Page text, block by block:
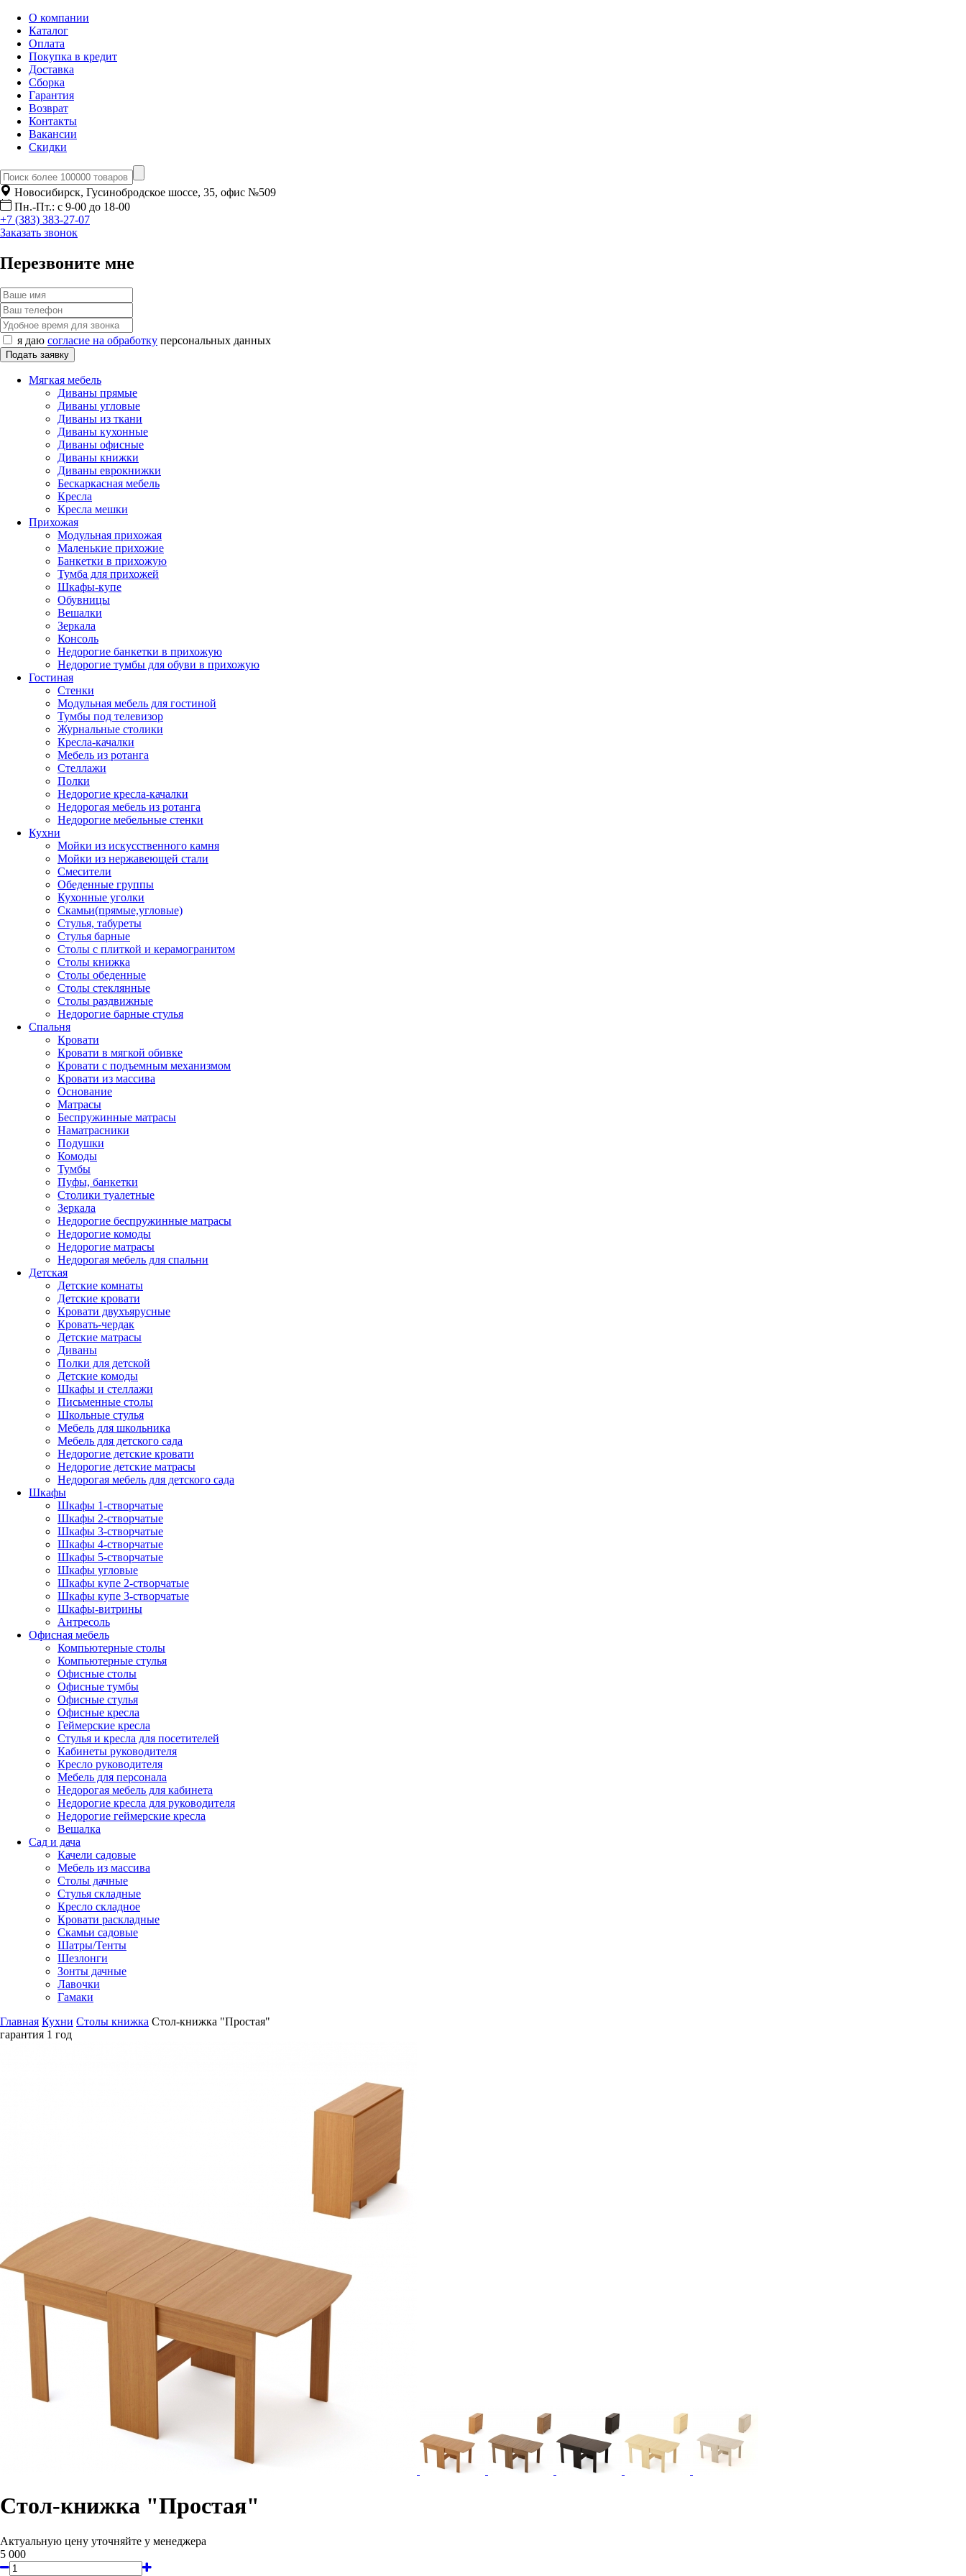
О компании
Каталог
Оплата
Покупка в кредит
Доставка
Сборка
Гарантия
Возврат
Контакты
Вакансии
Скидки
Новосибирск, Гусинобродское шоссе, 35, офис №509
Пн.-Пт.: с 9-00 до 18-00
+7 (383) 383-27-07
Заказать звонок
Перезвоните мне
я даю согласие на обработку персональных данных
Мягкая мебель
Диваны прямые
Диваны угловые
Диваны из ткани
Диваны кухонные
Диваны офисные
Диваны книжки
Диваны еврокнижки
Бескаркасная мебель
Кресла
Кресла мешки
Прихожая
Модульная прихожая
Маленькие прихожие
Банкетки в прихожую
Тумба для прихожей
Шкафы-купе
Обувницы
Вешалки
Зеркала
Консоль
Недорогие банкетки в прихожую
Недорогие тумбы для обуви в прихожую
Гостиная
Стенки
Модульная мебель для гостиной
Тумбы под телевизор
Журнальные столики
Кресла-качалки
Мебель из ротанга
Стеллажи
Полки
Недорогие кресла-качалки
Недорогая мебель из ротанга
Недорогие мебельные стенки
Кухни
Мойки из искусственного камня
Мойки из нержавеющей стали
Смесители
Обеденные группы
Кухонные уголки
Скамьи(прямые,угловые)
Стулья, табуреты
Стулья барные
Столы с плиткой и керамогранитом
Столы книжка
Столы обеденные
Столы стеклянные
Столы раздвижные
Недорогие барные стулья
Спальня
Кровати
Кровати в мягкой обивке
Кровати с подъемным механизмом
Кровати из массива
Основание
Матрасы
Беспружинные матрасы
Наматрасники
Подушки
Комоды
Тумбы
Пуфы, банкетки
Столики туалетные
Зеркала
Недорогие беспружинные матрасы
Недорогие комоды
Недорогие матрасы
Недорогая мебель для спальни
Детская
Детские комнаты
Детские кровати
Кровати двухъярусные
Кровать-чердак
Детские матрасы
Диваны
Полки для детской
Детские комоды
Шкафы и стеллажи
Письменные столы
Школьные стулья
Мебель для школьника
Мебель для детского сада
Недорогие детские кровати
Недорогие детские матрасы
Недорогая мебель для детского сада
Шкафы
Шкафы 1-створчатые
Шкафы 2-створчатые
Шкафы 3-створчатые
Шкафы 4-створчатые
Шкафы 5-створчатые
Шкафы угловые
Шкафы купе 2-створчатые
Шкафы купе 3-створчатые
Шкафы-витрины
Антресоль
Офисная мебель
Компьютерные столы
Компьютерные стулья
Офисные столы
Офисные тумбы
Офисные стулья
Офисные кресла
Геймерские кресла
Стулья и кресла для посетителей
Кабинеты руководителя
Кресло руководителя
Мебель для персонала
Недорогая мебель для кабинета
Недорогие кресла для руководителя
Недорогие геймерские кресла
Вешалка
Сад и дача
Качели садовые
Мебель из массива
Столы дачные
Стулья складные
Кресло складное
Кровати раскладные
Скамьи садовые
Шатры/Тенты
Шезлонги
Зонты дачные
Лавочки
Гамаки
Главная Кухни Столы книжка Стол-книжка "Простая"
гарантия 1 год
Стол-книжка "Простая"
Актуальную цену уточняйте у менеджера
5 000